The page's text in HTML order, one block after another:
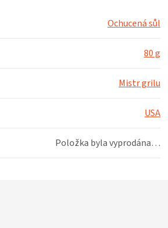
Ochucená sůl
80 g
Mistr grilu
USA
Položka byla vyprodána…